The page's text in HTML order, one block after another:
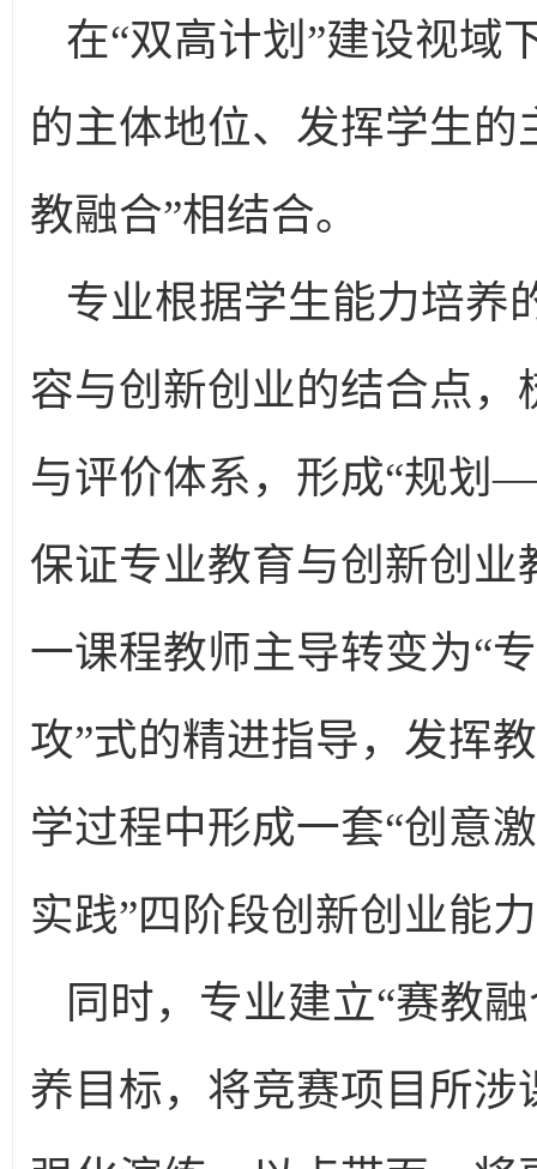
在“双高计划”建设视域
的主体地位、发挥学生的
教融合”相结合。
专业根据学生能力培养
容与创新创业的结合点
与评价体系，形成“规
保证专业教育与创新创
一课程教师主导转变为“
攻”式的精进指导，发挥
学过程中形成一套“创
实践”四阶段创新创业能
同时，专业建立“赛教
养目标，将竞赛项目所